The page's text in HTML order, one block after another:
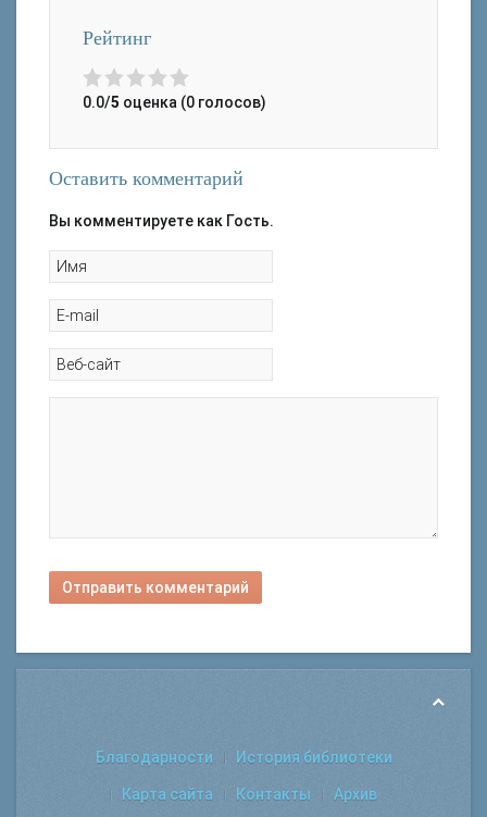
Рейтинг
0.0/5 оценка (0 голосов)
Оставить комментарий
Вы комментируете как Гость.
Отправить комментарий
Благодарности История библиотеки
Карта сайта Контакты Архив